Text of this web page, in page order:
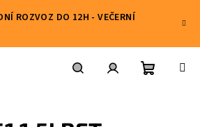
ROZVOZ DO 12H - VEČERNÍ